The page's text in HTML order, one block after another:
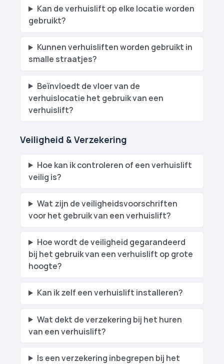
Kan de verhuislift op elke locatie worden
gebruikt?
Kunnen verhuislift­en worden gebruikt in
smalle straatjes?
Beïnvloedt de vloer van de
verhuislocatie het gebruik van een
verhuislift?
Veiligheid & Verzekering
Hoe kan ik controleren of een verhuislift
veilig is?
Wat zijn de veiligheidsvoorschriften
voor het gebruik van een verhuislift?
Hoe wordt de veiligheid gegarandeerd
bij het gebruik van een verhuislift op grote
hoogte?
Kan ik zelf een verhuislift installeren?
Wat dekt de verzekering bij het huren
van een verhuislift?
Is een verzekering inbegrepen bij het